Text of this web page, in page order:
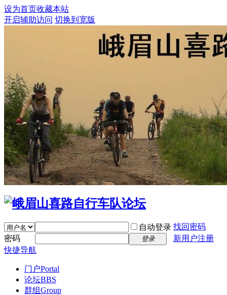
设为首页收藏本站
开启辅助访问 切换到宽版
自动登录 找回密码
密码
登录
新用户注册
快捷导航
门户Portal
论坛BBS
群组Group